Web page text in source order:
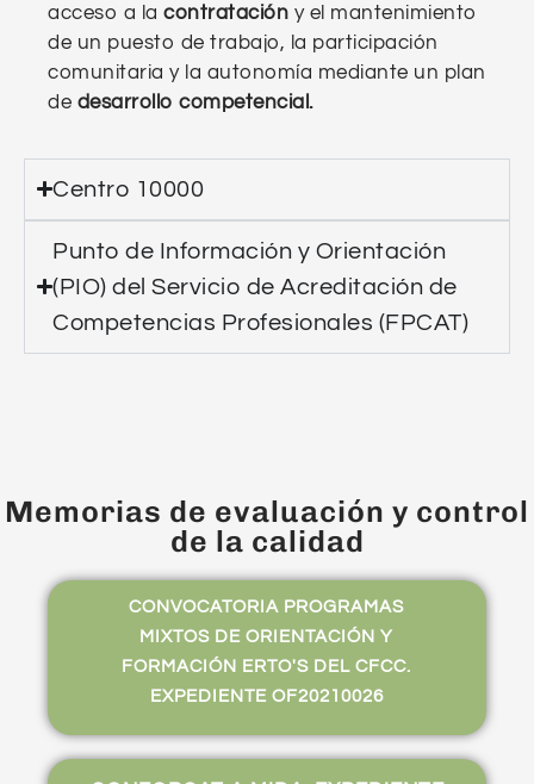
acceso a la contratación y el mantenimiento
de un puesto de trabajo, la participación
comunitaria y la autonomía mediante un plan
de desarrollo competencial.
Centro 10000
Punto de Información y Orientación
(PIO) del Servicio de Acreditación de
Competencias Profesionales (FPCAT)
Memorias de evaluación y control
de la calidad
CONVOCATORIA PROGRAMAS
MIXTOS DE ORIENTACIÓN Y
FORMACIÓN ERTO'S DEL CFCC.
EXPEDIENTE OF20210026